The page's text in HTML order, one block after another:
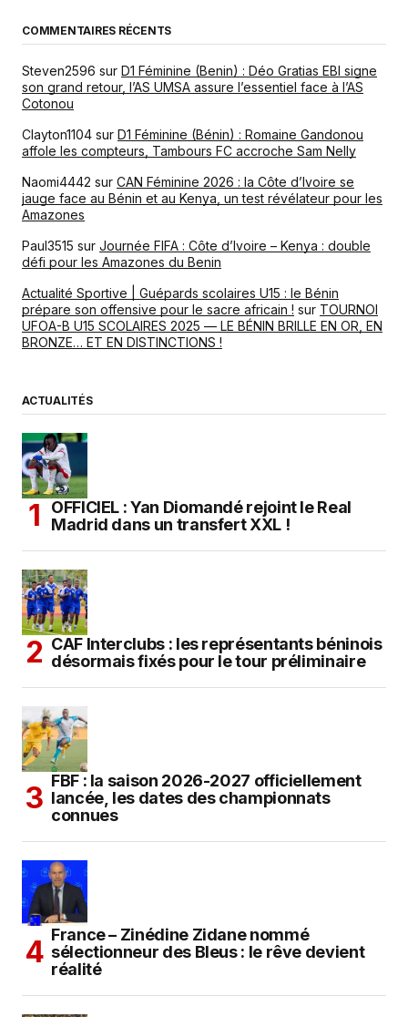
COMMENTAIRES RÉCENTS
Steven2596 sur D1 Féminine (Benin) : Déo Gratias EBI signe
son grand retour, l’AS UMSA assure l’essentiel face à l’AS
Cotonou
Clayton1104 sur D1 Féminine (Bénin) : Romaine Gandonou
affole les compteurs, Tambours FC accroche Sam Nelly
Naomi4442 sur CAN Féminine 2026 : la Côte d’Ivoire se
jauge face au Bénin et au Kenya, un test révélateur pour les
Amazones
Paul3515 sur Journée FIFA : Côte d’Ivoire – Kenya : double
défi pour les Amazones du Benin
Actualité Sportive | Guépards scolaires U15 : le Bénin
prépare son offensive pour le sacre africain ! sur TOURNOI
UFOA-B U15 SCOLAIRES 2025 — LE BÉNIN BRILLE EN OR, EN
BRONZE… ET EN DISTINCTIONS !
ACTUALITÉS
OFFICIEL : Yan Diomandé rejoint le Real
Madrid dans un transfert XXL !
CAF Interclubs : les représentants béninois
désormais fixés pour le tour préliminaire
FBF : la saison 2026-2027 officiellement
lancée, les dates des championnats
connues
France – Zinédine Zidane nommé
sélectionneur des Bleus : le rêve devient
réalité